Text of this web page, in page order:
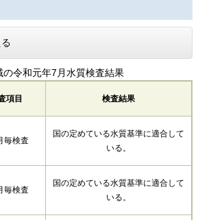
の令和元年7月水質検査結果
項目 検査結果
毎検査
国の定めている水質基準に適合して
いる。
毎検査
国の定めている水質基準に適合して
いる。